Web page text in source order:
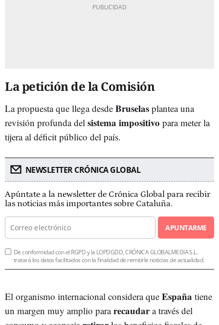
La petición de la Comisión
La propuesta que llega desde Bruselas plantea una
revisión profunda del sistema impositivo para meter la
tijera al déficit público del país.
NEWSLETTER CRÓNICA GLOBAL
Apúntate a la newsletter de Crónica Global para recibir
las noticias más importantes sobre Cataluña.
APUNTARME
De conformidad con el RGPD y la LOPDGDD, CRÓNICA GLOBALMEDIA S.L.
tratará los datos facilitados con la finalidad de remitirle noticias de actualidad.
El organismo internacional considera que España tiene
un margen muy amplio pararecaudara través del